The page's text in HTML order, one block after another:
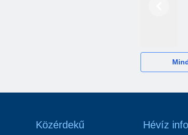
Közérdekű Hévíz info